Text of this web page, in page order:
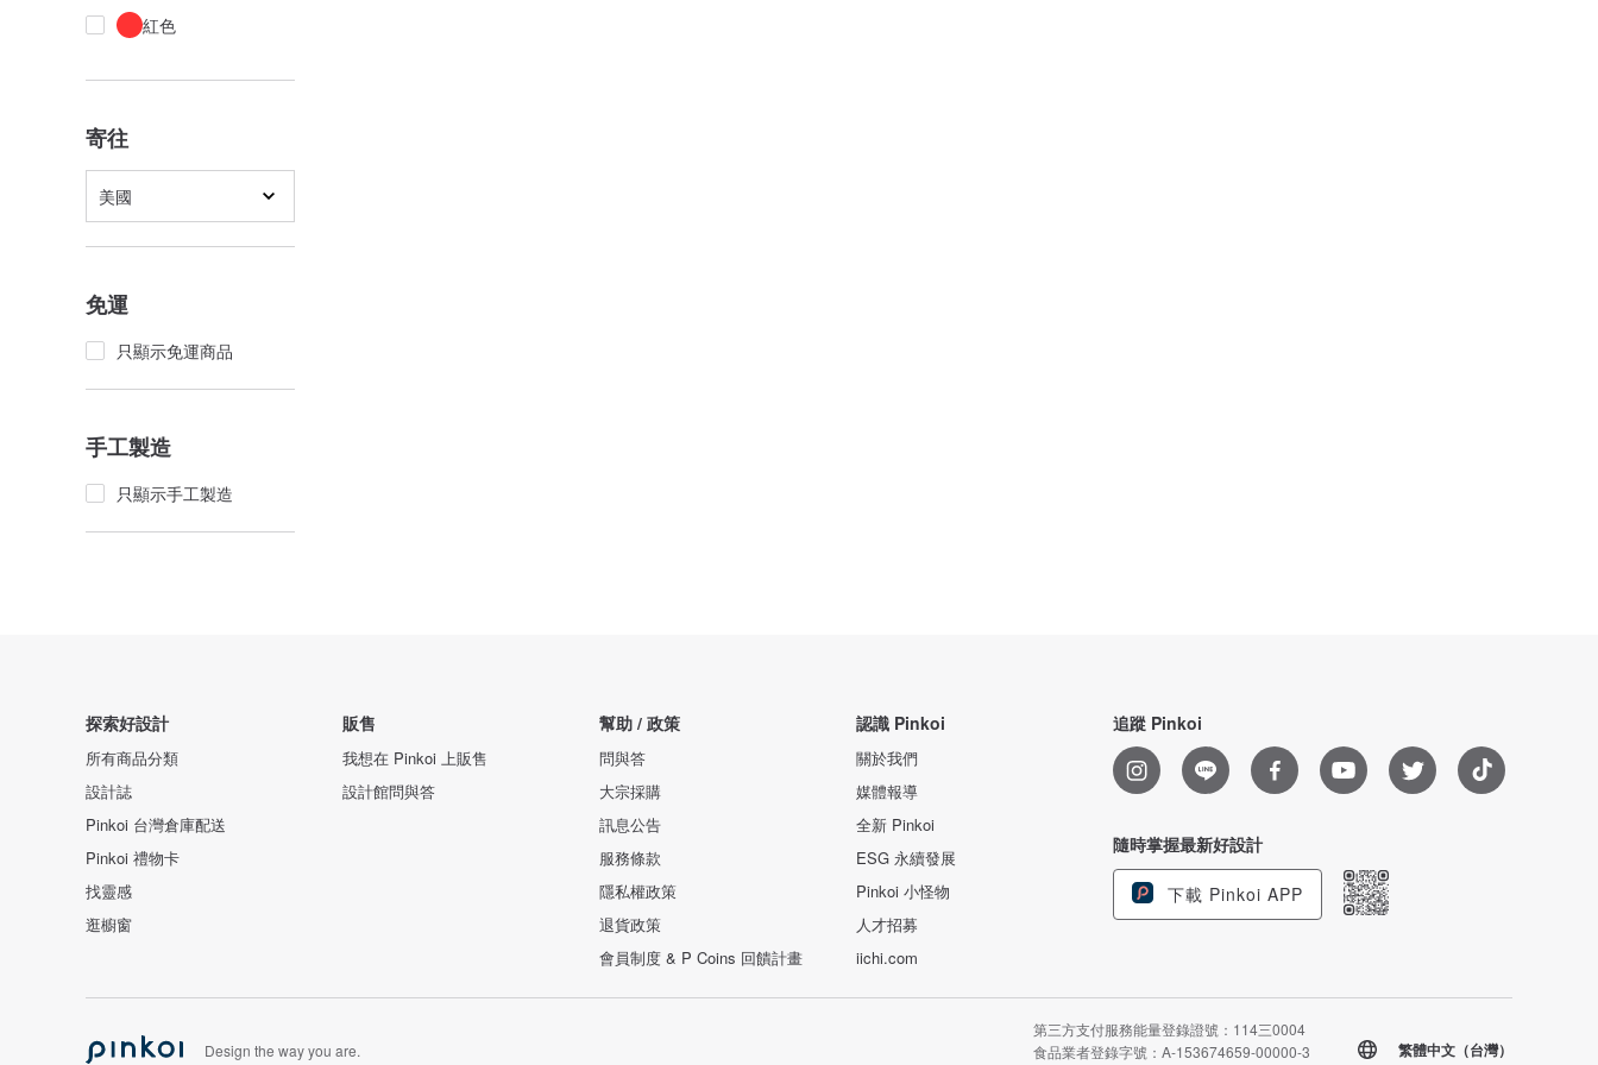
紅色
寄往
美國
免運
只顯示免運商品
手工製造
只顯示手工製造
探索好設計
所有商品分類
設計誌
Pinkoi 台灣倉庫配送
Pinkoi 禮物卡
找靈感
逛櫥窗
販售
我想在 Pinkoi 上販售
設計館問與答
幫助 / 政策
問與答
大宗採購
訊息公告
服務條款
隱私權政策
退貨政策
會員制度 & P Coins 回饋計畫
認識 Pinkoi
關於我們
媒體報導
全新 Pinkoi
ESG 永續發展
Pinkoi 小怪物
人才招募
iichi.com
追蹤 Pinkoi
隨時掌握最新好設計
下載 Pinkoi APP
Design the way you are.
第三方支付服務能量登錄證號：114三0004
食品業者登錄字號：A-153674659-00000-3
繁體中文（台灣）